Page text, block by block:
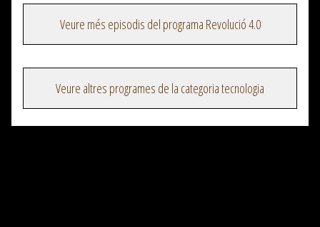
Veure més episodis del programa Revolució 4.0
Veure altres programes de la categoria tecnologia